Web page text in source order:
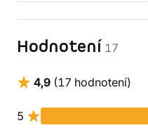
Hodnotení 17
4,9 (17 hodnotení)
5